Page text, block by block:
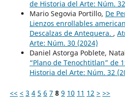
de Historia del Arte: Núm.
Mario Segovia Portillo, De
Lienzos enrollables
Descalzas de Antequera. ,
Arte: Núm. 30 (2024)
Daniel Astorga Poblete,
“Plano de Tenochtitlan” de
Historia del Arte: Núm. 32
<< < 3 4 5 6 7 8 9 10 11 12 > >>